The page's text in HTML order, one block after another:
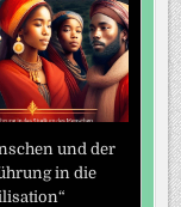
und der
in die